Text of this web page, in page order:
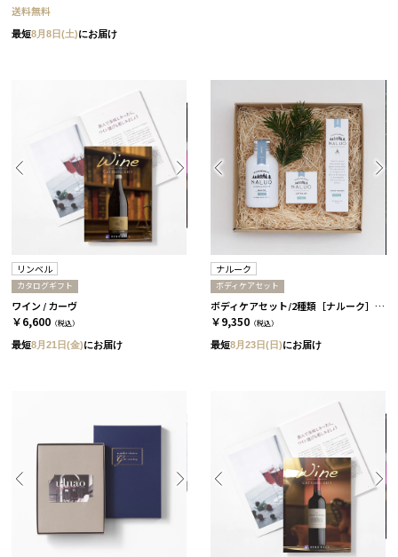
送料無料
最短8月8日(土)にお届け
リンベル
カタログギフト
ワイン / カーヴ
￥6,600 （税込）
最短8月21日(金)にお届け
ナルーク
ボディケアセット
ボディケアセット/2種類［ナルーク］ ライケン
￥9,350 （税込）
最短8月23日(日)にお届け